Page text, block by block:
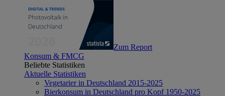
Zum Report
Konsum & FMCG
Beliebte Statistiken
Aktuelle Statistiken
Vegetarier in Deutschland 2015-2025
Bierkonsum in Deutschland pro Kopf 1950-2025